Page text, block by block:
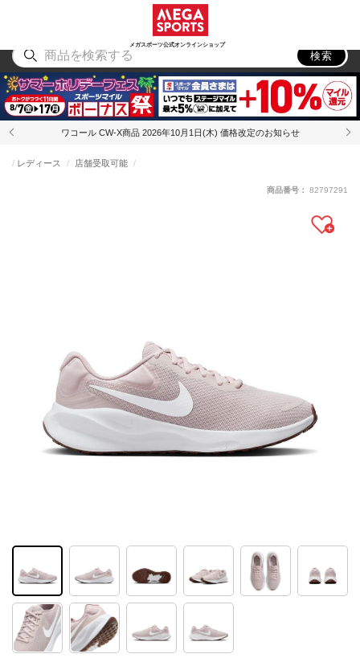
メガスポーツ公式オンラインショップ
アウトドア
検索
ワコール CW-X商品 2026年10月1日(木) 価格改定のお知らせ
レディース 店舗受取可能
商品番号： 82797291